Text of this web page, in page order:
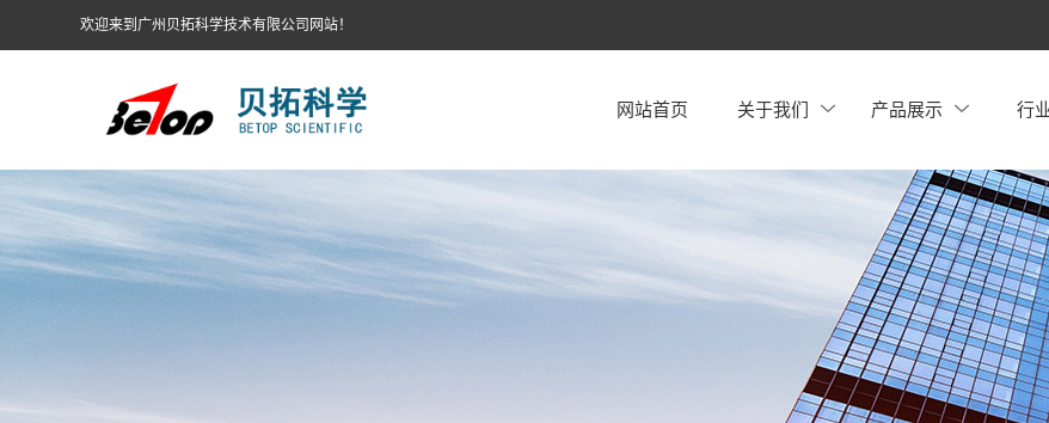
欢迎来到广州贝拓科学技术有限公司网站！
网站首页 关于我们 产品展示 行